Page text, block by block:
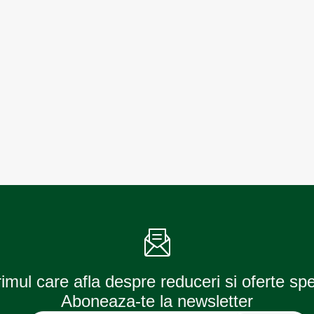
care afla despre reduceri si oferte
Aboneaza-te la newsletter